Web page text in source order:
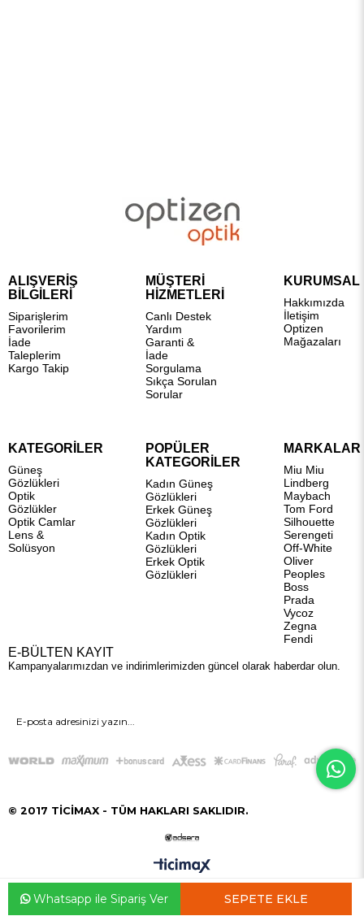
ALIŞVERİŞ
BİLGİLERİ
Siparişlerim
Favorilerim
İade
Taleplerim
Kargo Takip
MÜŞTERİ
HİZMETLERİ
Canlı Destek
Yardım
Garanti &
İade
Sorgulama
Sıkça Sorulan
Sorular
KURUMSAL
Hakkımızda
İletişim
Optizen
Mağazaları
KATEGORİLER
Güneş
Gözlükleri
Optik
Gözlükler
Optik Camlar
Lens &
Solüsyon
POPÜLER
KATEGORİLER
Kadın Güneş
Gözlükleri
Erkek Güneş
Gözlükleri
Kadın Optik
Gözlükleri
Erkek Optik
Gözlükleri
MARKALAR
Miu Miu
Lindberg
Maybach
Tom Ford
Silhouette
Serengeti
Off-White
Oliver
Peoples
Boss
Prada
Vycoz
Zegna
Fendi
E-BÜLTEN KAYIT
Kampanyalarımızdan ve indirimlerimizden güncel olarak haberdar olun.
GÖNDER
© 2017 TİCİMAX - TÜM HAKLARI SAKLIDIR.
Favorilerim
Whatsapp ile Sipariş Ver